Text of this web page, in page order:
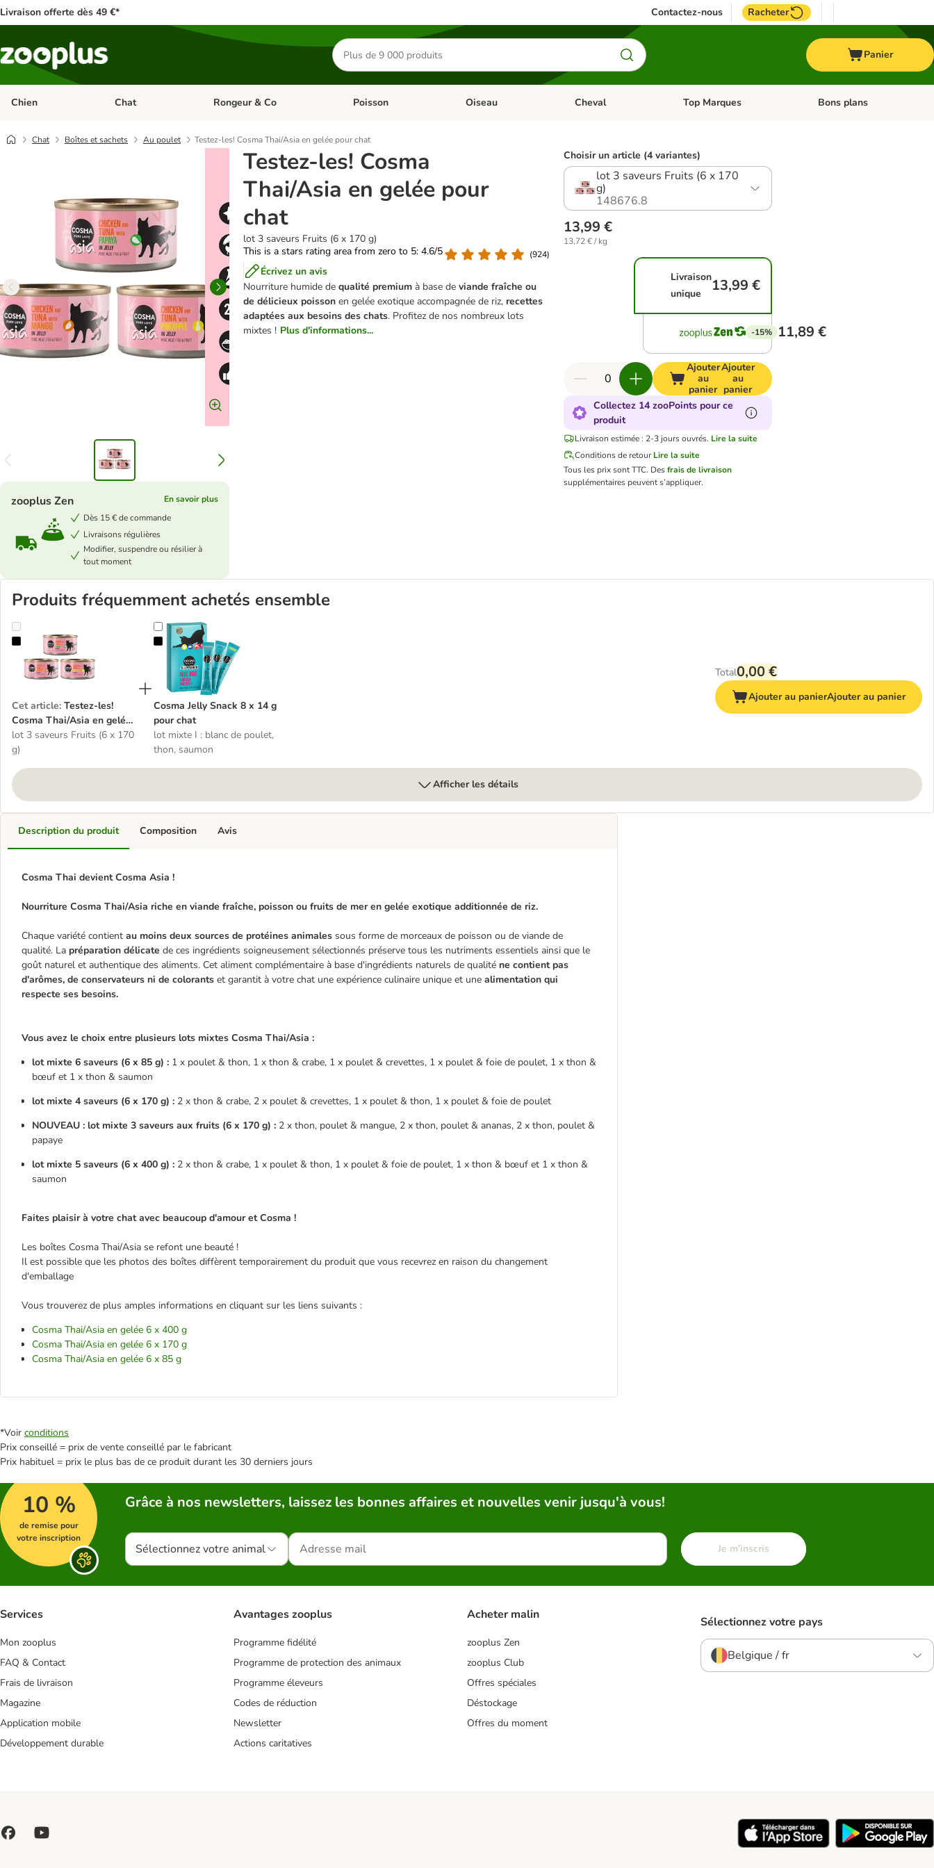
Livraison offerte dès 49 €* Contactez-nous Racheter
Rechercher
des
produits
Panier
Chien Dérouler les catégories: Chien
Chat Dérouler les catégories: Chat
Rongeur & Co Dérouler les catégories: Rongeur & Co
Poisson Dérouler les catégories: Poisson
Oiseau Dérouler les catégories: Oiseau
Cheval Dérouler les catégories: Cheval
Top Marques Dérouler les catégories: Top
Bons plans
Chat Boîtes et sachets Au poulet Testez-les! Cosma Thai/Asia en gelée pour chat
Testez-les! Cosma
Thai/Asia en gelée pour
chat
lot 3 saveurs Fruits (6 x 170 g)
This is a stars rating area from zero to 5: 4.6/5
(924)
Écrivez un avis
Nourriture humide dequalité premiumà base de viande fraîche ou
de délicieux poissonen gelée exotique accompagnée de riz, recettes
adaptées aux besoins des chats. Profitez de nos nombreux lots
mixtes ! Plus d'informations...
zooplus Zen
En savoir plus
Dès 15 € de commande
Livraisons régulières
Modifier, suspendre ou résilier à
tout moment
Choisir un article (4 variantes)
lot 3 saveurs Fruits (6 x 170
g)
148676.8
13,99 €
13,72 € / kg
Livraison
unique
13,99 €
-15% 11,89 €
Ajouter
au
panier
Ajouter
au
panier
Collectez 14 zooPoints pour ce
produit
Livraison estimée : 2-3 jours ouvrés. Lire la suite
Conditions de retour Lire la suite
Tous les prix sont TTC. Desfrais de livraison
supplémentaires peuvent s’appliquer.
Produits fréquemment achetés ensemble
Testez-les! Cosma Thai/Asia en gelée pour chat
Cet article: Testez-les!
Cosma Thai/Asia en gelée
pour chat
lot 3 saveurs Fruits (6 x 170
g)
Cosma Jelly Snack 8 x 14 g pour chat
Cosma Jelly Snack 8 x 14 g
pour chat
lot mixte I : blanc de poulet,
thon, saumon
Total0,00 €
Ajouter au panierAjouter au panier
Afficher les détails
Description du produit
Cosma Thai devient Cosma Asia !
Nourriture Cosma Thai/Asia riche en viande fraîche, poisson ou fruits de mer en gelée exotique additionnée de riz.
Chaque variété contient au moins deux sources de protéines animales sous forme de morceaux de poisson ou de viande de
qualité. La préparation délicate de ces ingrédients soigneusement sélectionnés préserve tous les nutriments essentiels ainsi que le
goût naturel et authentique des aliments. Cet aliment complémentaire à base d'ingrédients naturels de qualité ne contient pas
d'arômes, de conservateurs ni de colorants et garantit à votre chat une expérience culinaire unique et une alimentation qui
respecte ses besoins.
Vous avez le choix entre plusieurs lots mixtes Cosma Thai/Asia :
lot mixte 6 saveurs (6 x 85 g) : 1 x poulet & thon, 1 x thon & crabe, 1 x poulet & crevettes, 1 x poulet & foie de poulet, 1 x thon &
bœuf et 1 x thon & saumon
lot mixte 4 saveurs (6 x 170 g) : 2 x thon & crabe, 2 x poulet & crevettes, 1 x poulet & thon, 1 x poulet & foie de poulet
NOUVEAU : lot mixte 3 saveurs aux fruits (6 x 170 g) : 2 x thon, poulet & mangue, 2 x thon, poulet & ananas, 2 x thon, poulet &
papaye
lot mixte 5 saveurs (6 x 400 g) : 2 x thon & crabe, 1 x poulet & thon, 1 x poulet & foie de poulet, 1 x thon & bœuf et 1 x thon &
saumon
Faites plaisir à votre chat avec beaucoup d'amour et Cosma !
Les boîtes Cosma Thai/Asia se refont une beauté !
Il est possible que les photos des boîtes diffèrent temporairement du produit que vous recevrez en raison du changement
d'emballage
Vous trouverez de plus amples informations en cliquant sur les liens suivants :
Cosma Thai/Asia en gelée 6 x 400 g
Cosma Thai/Asia en gelée 6 x 170 g
Cosma Thai/Asia en gelée 6 x 85 g
Composition Avis
*Voir conditions
Prix conseillé = prix de vente conseillé par le fabricant
Prix habituel = prix le plus bas de ce produit durant les 30 derniers jours
10 %
de remise pour
votre inscription
Grâce à nos newsletters, laissez les bonnes affaires et nouvelles venir jusqu'à vous!
Sélectionnez votre animal Je m'inscris
Services
Mon zooplus
FAQ & Contact
Frais de livraison
Magazine
Application mobile
Développement durable
Avantages zooplus
Programme fidélité
Programme de protection des animaux
Programme éleveurs
Codes de réduction
Newsletter
Actions caritatives
Acheter malin
zooplus Zen
zooplus Club
Offres spéciales
Déstockage
Offres du moment
Sélectionnez votre pays
Belgique / fr